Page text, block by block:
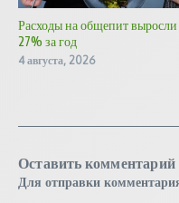
Расходы на общепит выросли
27% за год
4 августа, 2026
Оставить комментарий
Для отправки